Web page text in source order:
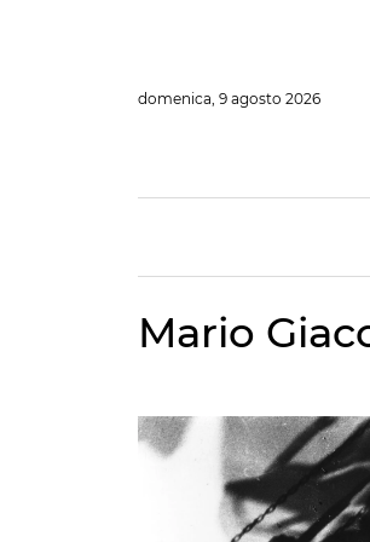
domenica, 9 agosto 2026
Mario